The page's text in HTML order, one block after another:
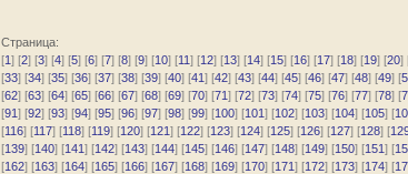
Страница:
[1] [2] [3] [4] [5] [6] [7] [8] [9] [10] [11] [12] [13] [14] [15] [16] [17] [18] [19] [20]
[33] [34] [35] [36] [37] [38] [39] [40] [41] [42] [43] [44] [45] [46] [47] [48] [49] [
[62] [63] [64] [65] [66] [67] [68] [69] [70] [71] [72] [73] [74] [75] [76] [77] [78] [
[91] [92] [93] [94] [95] [96] [97] [98] [99] [100] [101] [102] [103] [104] [105] [
[116] [117] [118] [119] [120] [121] [122] [123] [124] [125] [126] [127] [128] [
[139] [140] [141] [142] [143] [144] [145] [146] [147] [148] [149] [150] [151] [
[162] [163] [164] [165] [166] [167] [168] [169] [170] [171] [172] [173] [174] [